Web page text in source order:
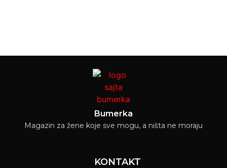
Bumerka
Magazin za žene koje sve mogu, a ništa ne moraju
KONTAKT